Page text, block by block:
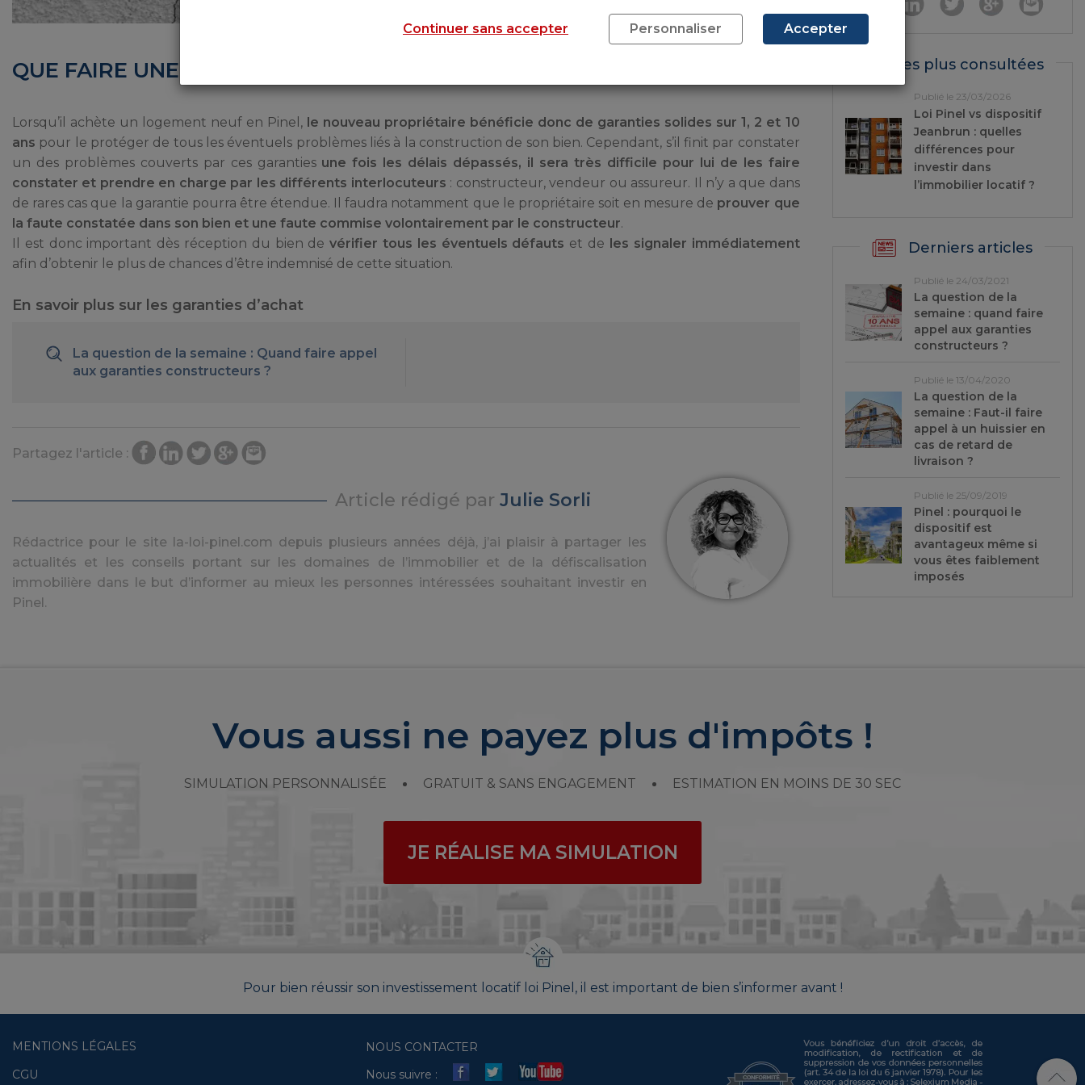
QUE FAIRE UNE FOIS LES DÉLAIS DE GARANTIES DÉPASSÉS ?
Lorsqu’il achète un logement neuf en Pinel, le nouveau propriétaire bénéficie donc de garanties solides sur 1, 2 et 10
ans pour le protéger de tous les éventuels problèmes liés à la construction de son bien. Cependant, s’il finit par constater
un des problèmes couverts par ces garanties une fois les délais dépassés, il sera très difficile pour lui de les faire
constater et prendre en charge par les différents interlocuteurs : constructeur, vendeur ou assureur. Il n’y a que dans
de rares cas que la garantie pourra être étendue. Il faudra notamment que le propriétaire soit en mesure de prouver que
la faute constatée dans son bien et une faute commise volontairement par le constructeur.
Il est donc important dès réception du bien devérifier tous les éventuels défauts et de les signaler immédiatement
afin d’obtenir le plus de chances d’être indemnisé de cette situation.
En savoir plus sur les garanties d’achat
La question de la semaine : Quand faire appel
aux garanties constructeurs ?
Partagez l'article :
Article rédigé parJulie Sorli
Rédactrice pour le site la-loi-pinel.com depuis plusieurs années déjà, j’ai plaisir à partager les
actualités et les conseils portant sur les domaines de l’immobilier et de la défiscalisation
immobilière dans le but d’informer au mieux les personnes intéressées souhaitant investir en
Pinel.
Les plus consultées
Publié le 23/03/2026
Loi Pinel vs dispositif
Jeanbrun : quelles
différences pour
investir dans
l’immobilier locatif ?
Derniers articles
Publié le 24/03/2021
La question de la
semaine : quand faire
appel aux garanties
constructeurs ?
Publié le 13/04/2020
La question de la
semaine : Faut-il faire
appel à un huissier en
cas de retard de
livraison ?
Publié le 25/09/2019
Pinel : pourquoi le
dispositif est
avantageux même si
vous êtes faiblement
imposés
Vous aussi ne payez plus d'impôts !
SIMULATION PERSONNALISÉE GRATUIT & SANS ENGAGEMENT ESTIMATION EN MOINS DE 30 SEC
JE RÉALISE MA SIMULATION
Pour bien réussir son investissement locatif loi Pinel, il est important de bien s’informer avant !
MENTIONS LÉGALES
CGU
NOUS CONTACTER
Nous suivre :
Continuer sans accepter Personnaliser Accepter